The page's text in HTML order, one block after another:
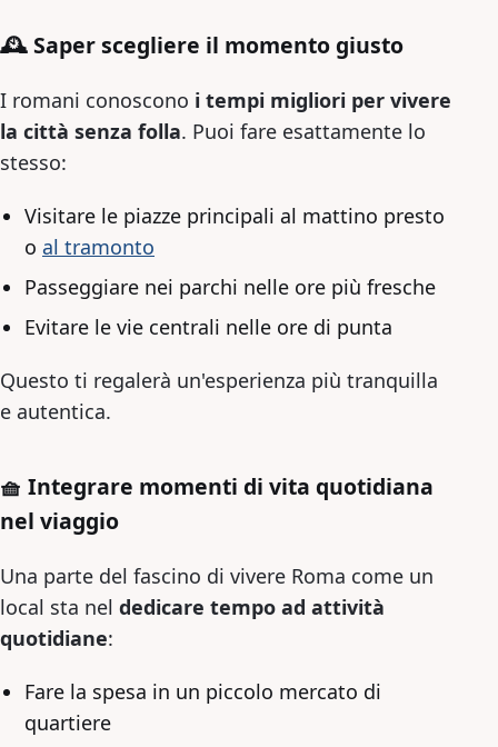
🕰 Saper scegliere il momento giusto
I romani conoscono i tempi migliori per vivere
la città senza folla. Puoi fare esattamente lo
stesso:
Visitare le piazze principali al mattino presto
o al tramonto
Passeggiare nei parchi nelle ore più fresche
Evitare le vie centrali nelle ore di punta
Questo ti regalerà un'esperienza più tranquilla
e autentica.
🧺 Integrare momenti di vita quotidiana
nel viaggio
Una parte del fascino di vivere Roma come un
local sta nel dedicare tempo ad attività
quotidiane:
Fare la spesa in un piccolo mercato di
quartiere